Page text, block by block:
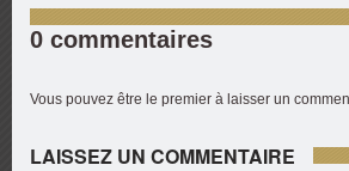
0 commentaires
Vous pouvez être le premier à laisser un
LAISSEZ UN COMMENTAIRE